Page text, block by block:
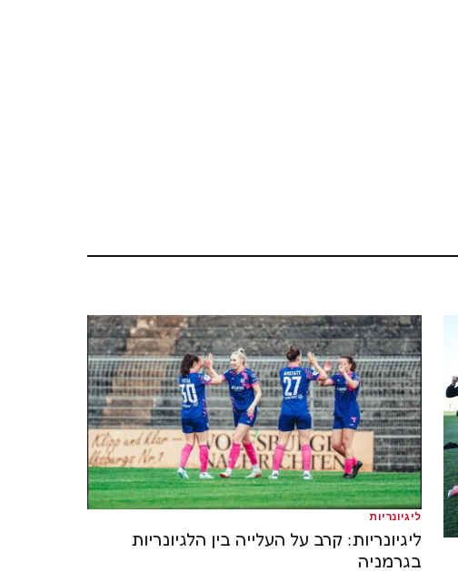
ליגיונריות
ליגיונריות: קרב על העלייה בין הלגיונריות
בגרמניה